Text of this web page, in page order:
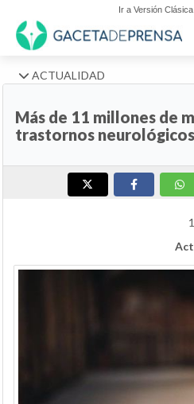
Ir a Versión
ACTUALIDAD
Más de 11 millones de
trastornos